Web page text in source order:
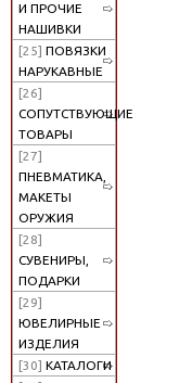
И ПРОЧИЕ
НАШИВКИ
[25] ПОВЯЗКИ
НАРУКАВНЫЕ
[26]
СОПУТСТВУЮЩИЕ
ТОВАРЫ
[27]
ПНЕВМАТИКА,
МАКЕТЫ
ОРУЖИЯ
[28]
СУВЕНИРЫ,
ПОДАРКИ
[29]
ЮВЕЛИРНЫЕ
ИЗДЕЛИЯ
[30] КАТАЛОГИ